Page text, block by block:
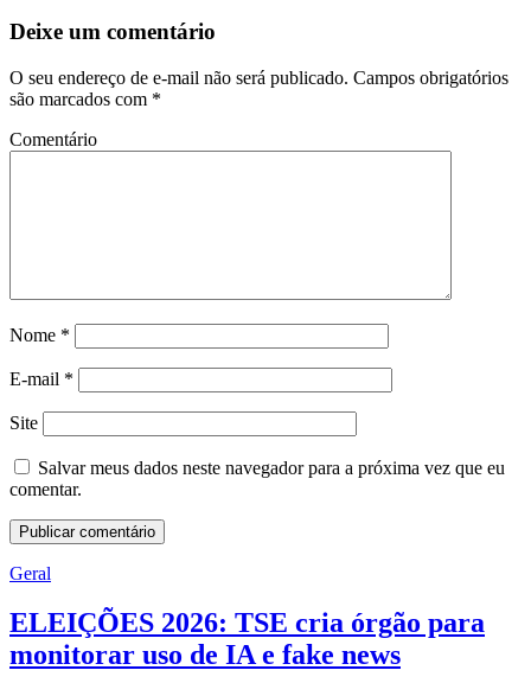
Deixe um comentário
O seu endereço de e-mail não será publicado. Campos obrigatórios
são marcados com *
Comentário
Nome *
E-mail *
Site
Salvar meus dados neste navegador para a próxima vez que eu
comentar.
Geral
ELEIÇÕES 2026: TSE cria órgão para
monitorar uso de IA e fake news